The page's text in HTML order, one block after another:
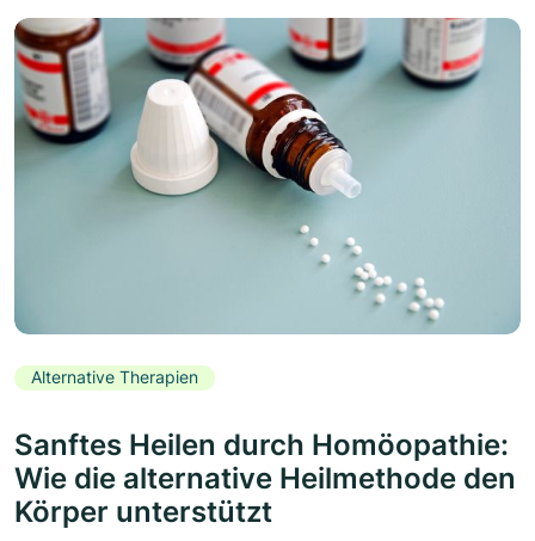
Alternative Therapien
Sanftes Heilen durch Homöopathie:
Wie die alternative Heilmethode den
Körper unterstützt